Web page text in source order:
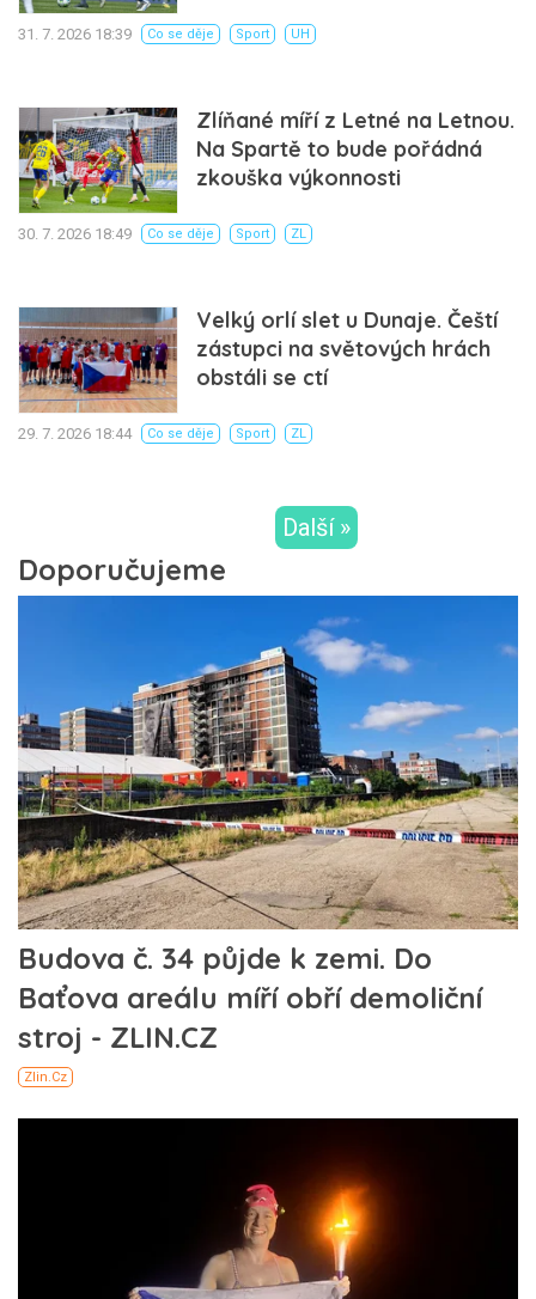
31. 7. 2026 18:39 Co se děje Sport UH
Zlíňané míří z Letné na Letnou.
Na Spartě to bude pořádná
zkouška výkonnosti
30. 7. 2026 18:49 Co se děje Sport ZL
Velký orlí slet u Dunaje. Čeští
zástupci na světových hrách
obstáli se ctí
29. 7. 2026 18:44 Co se děje Sport ZL
Další »